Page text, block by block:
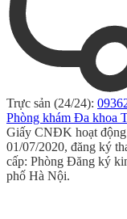
Trực sản (24/24):
Phòng khám Đa khoa
Giấy CNĐK hoạt động
01/07/2020, đăng ký
cấp: Phòng Đăng ký
phố Hà Nội.